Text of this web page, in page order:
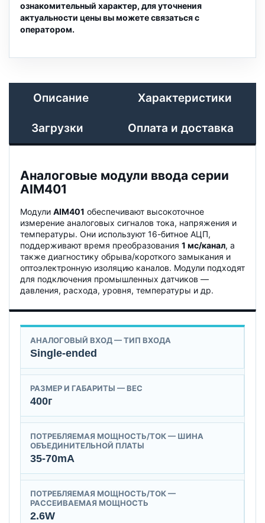
ознакомительный характер, для уточнения
актуальности цены вы можете связаться с
оператором.
Описание Характеристики
Загрузки Оплата и доставка
Аналоговые модули ввода серии
AIM401
Модули AIM401 обеспечивают высокоточное
измерение аналоговых сигналов тока, напряжения и
температуры. Они используют 16-битное АЦП,
поддерживают время преобразования 1 мс/канал, а
также диагностику обрыва/короткого замыкания и
оптоэлектронную изоляцию каналов. Модули подходят
для подключения промышленных датчиков —
давления, расхода, уровня, температуры и др.
АНАЛОГОВЫЙ ВХОД — ТИП ВХОДА
Single-ended
РАЗМЕР И ГАБАРИТЫ — ВЕС
400г
ПОТРЕБЛЯЕМАЯ МОЩНОСТЬ/ТОК — ШИНА
ОБЪЕДИНИТЕЛЬНОЙ ПЛАТЫ
35-70mA
ПОТРЕБЛЯЕМАЯ МОЩНОСТЬ/ТОК —
РАССЕИВАЕМАЯ МОЩНОСТЬ
2.6W